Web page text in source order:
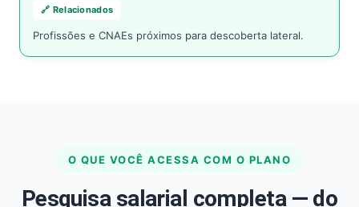
🔗 Relacionados
Profissões e CNAEs próximos para descoberta lateral.
O QUE VOCÊ ACESSA COM O PLANO
Pesquisa salarial completa — do